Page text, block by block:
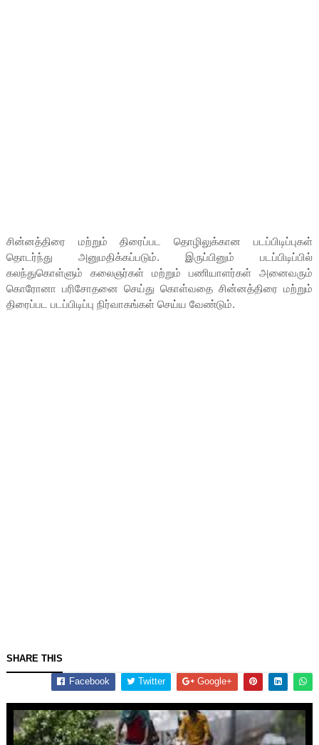
சின்னத்திரை மற்றும் திரைப்பட தொழிலுக்கான படப்பிடிப்புகள்
தொடர்ந்து அனுமதிக்கப்படும். இருப்பினும் படப்பிடிப்பில்
கலந்துகொள்ளும் கலைஞர்கள் மற்றும் பணியாளர்கள் அனைவரும்
கொரோனா பரிசோதனை செய்து கொள்வதை சின்னத்திரை மற்றும்
திரைப்பட படப்பிடிப்பு நிர்வாகங்கள் செய்ய வேண்டும்.
SHARE THIS
Facebook Twitter Google+